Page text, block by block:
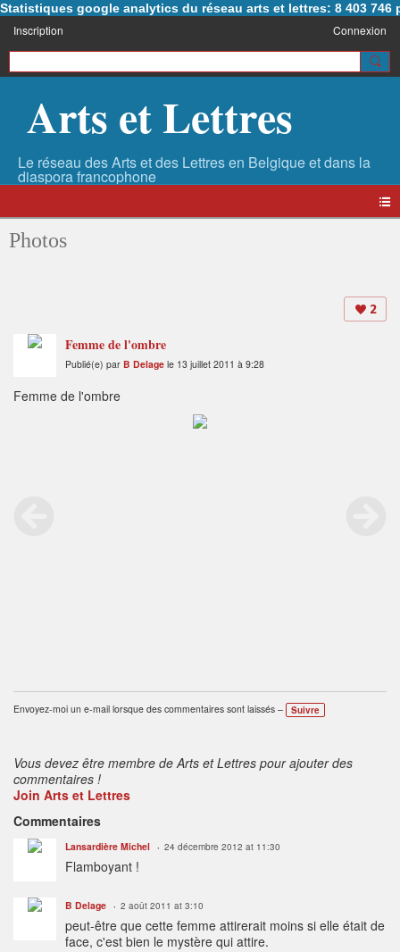
Statistiques google analytics du réseau arts et lettres: 8 403 746
Inscription Connexion
Arts et Lettres
Photos
2
Femme de l'ombre
Publié(e) par B Delage le 13 juillet 2011 à 9:28
Femme de l'ombre
Envoyez-moi un e-mail lorsque des commentaires sont laissés – Suivre
Vous devez être membre de Arts et Lettres pour ajouter des
commentaires !
Join Arts et Lettres
Commentaires
Lansardière Michel 24 décembre 2012 at 11:30
Flamboyant !
B Delage 2 août 2011 at 3:10
peut-être que cette femme attirerait moins si elle était de
face, c'est bien le mystère qui attire.